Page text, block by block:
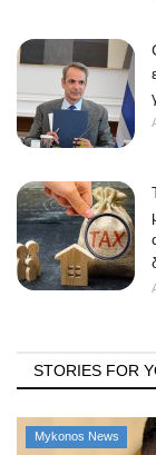
STORIES FOR
Mykonos News